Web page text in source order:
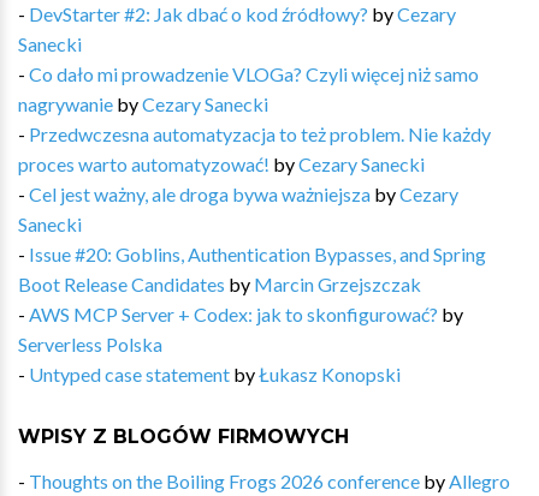
- DevStarter #2: Jak dbać o kod źródłowy? byCezary
Sanecki
- Co dało mi prowadzenie VLOGa? Czyli więcej niż samo
nagrywanie byCezary Sanecki
- Przedwczesna automatyzacja to też problem. Nie każdy
proces warto automatyzować! byCezary Sanecki
- Cel jest ważny, ale droga bywa ważniejsza byCezary
Sanecki
- Issue #20: Goblins, Authentication Bypasses, and Spring
Boot Release Candidates by Marcin Grzejszczak
- AWS MCP Server + Codex: jak to skonfigurować? by
Serverless Polska
- Untyped case statement byŁukasz Konopski
WPISY Z BLOGÓW FIRMOWYCH
- Thoughts on the Boiling Frogs 2026 conference by Allegro